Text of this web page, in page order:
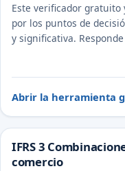
Este verificador gratuito
por los puntos de
y significativa.
Abrir la herramienta
IFRS 3
comercio